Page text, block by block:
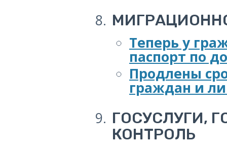
Теперь у
паспорт по
Продлены
граждан и
ГОСУСЛУГИ,
КОНТРОЛЬ